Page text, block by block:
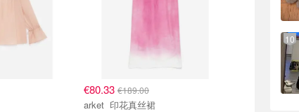
€80.33 €189.00
arket 印花真丝裙